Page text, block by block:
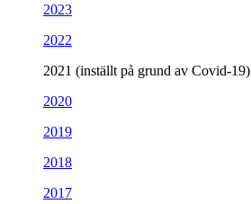
2023
2022
2021 (inställt på grund av Covid-19)
2020
2019
2018
2017